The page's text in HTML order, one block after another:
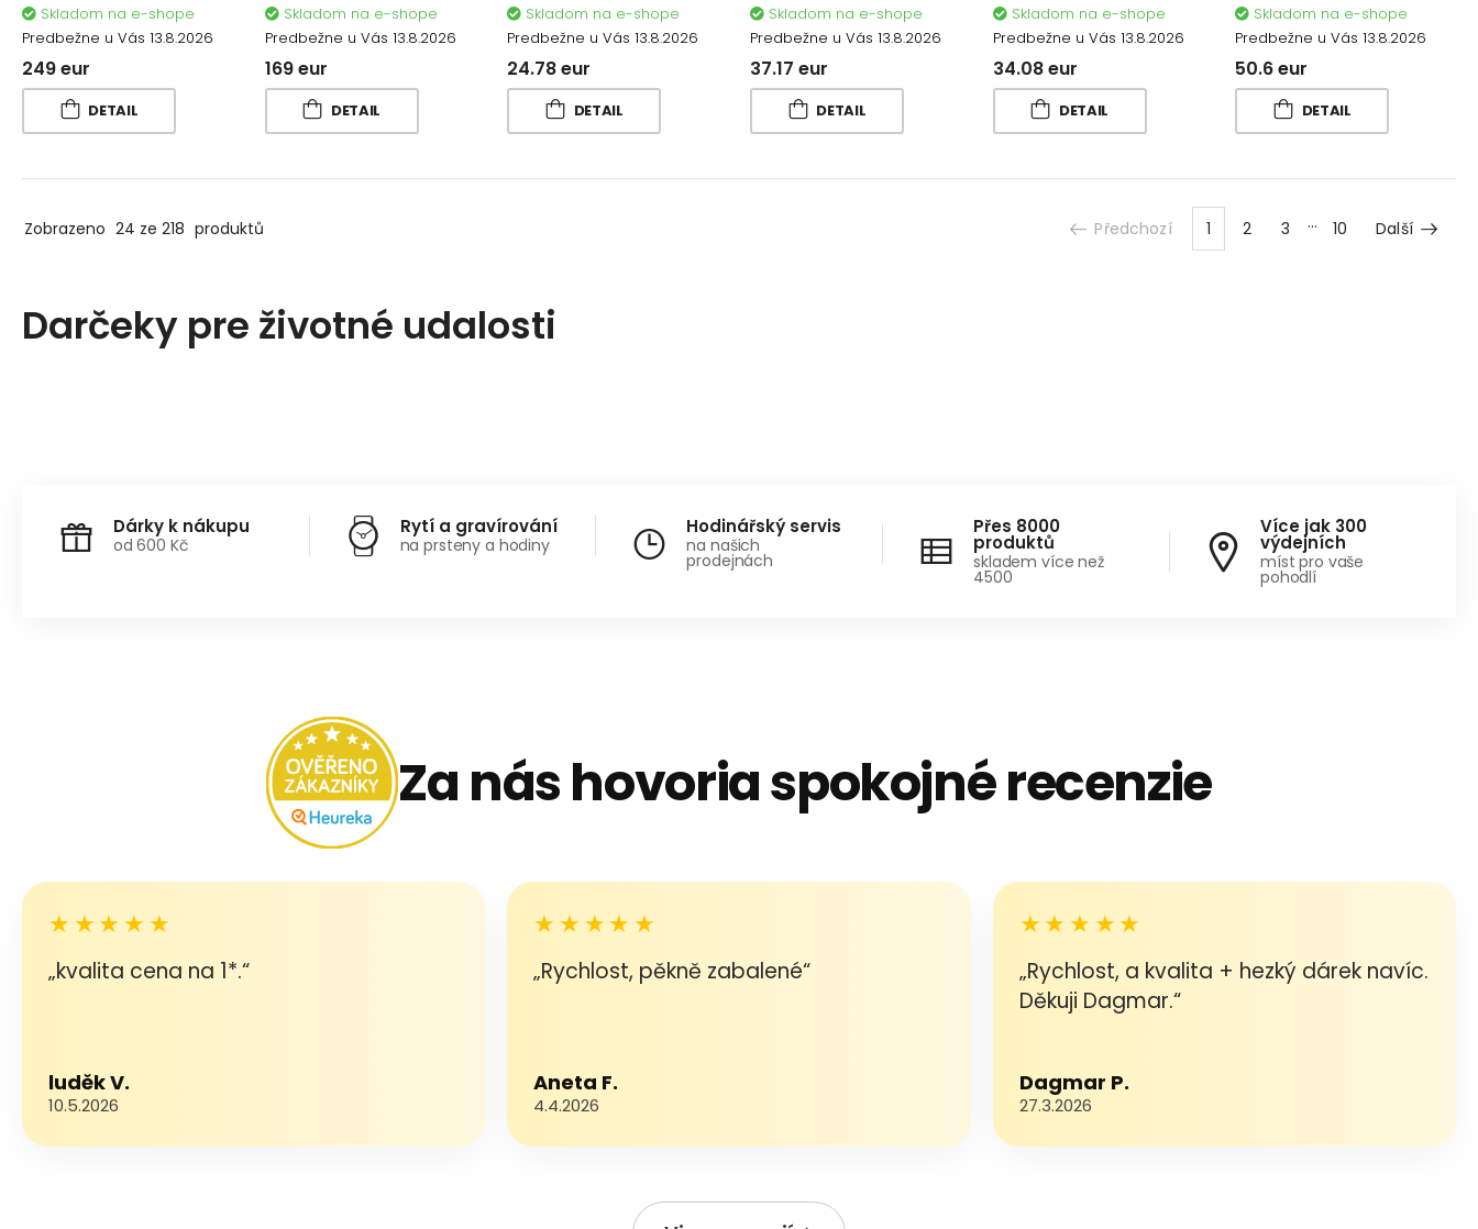
Skladom na e-shope
Predbežne u Vás 13.8.2026
249 eur
DETAIL
Skladom na e-shope
Predbežne u Vás 13.8.2026
169 eur
DETAIL
Skladom na e-shope
Predbežne u Vás 13.8.2026
24.78 eur
DETAIL
Skladom na e-shope
Predbežne u Vás 13.8.2026
37.17 eur
DETAIL
Skladom na e-shope
Predbežne u Vás 13.8.2026
34.08 eur
DETAIL
Skladom na e-shope
Predbežne u Vás 13.8.2026
50.6 eur
DETAIL
Zobrazeno 24 ze 218 produktů Předchozí 1 2 3 10 Další
Darčeky pre životné udalosti
Dárky k nákupu
od 600 Kč
Rytí a gravírování
na prsteny a hodiny
Hodinářský servis
na našich
prodejnách
Přes 8000
produktů
skladem více než
4500
Více jak 300
výdejních
míst pro vaše
pohodlí
Za nás hovoria spokojné recenzie
★★★★★
„kvalita cena na 1*.“
luděk V.
10.5.2026
★★★★★
„Rychlost, pěkně zabalené“
Aneta F.
4.4.2026
★★★★★
„Rychlost, a kvalita + hezký dárek navíc.
Děkuji Dagmar.“
Dagmar P.
27.3.2026